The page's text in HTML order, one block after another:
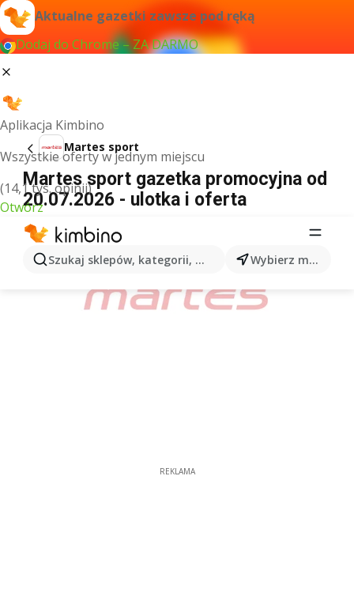
Aktualne gazetki zawsze pod ręką
Dodaj do Chrome – ZA DARMO
Aplikacja Kimbino
Wszystkie oferty w jednym miejscu
(14,1 tys. opinii)
Otwórz
Szukaj sklepów, kategorii, produktów... Wybierz miasto
Martes sport
Martes sport gazetka promocyjna od
20.07.2026 - ulotka i oferta
REKLAMA